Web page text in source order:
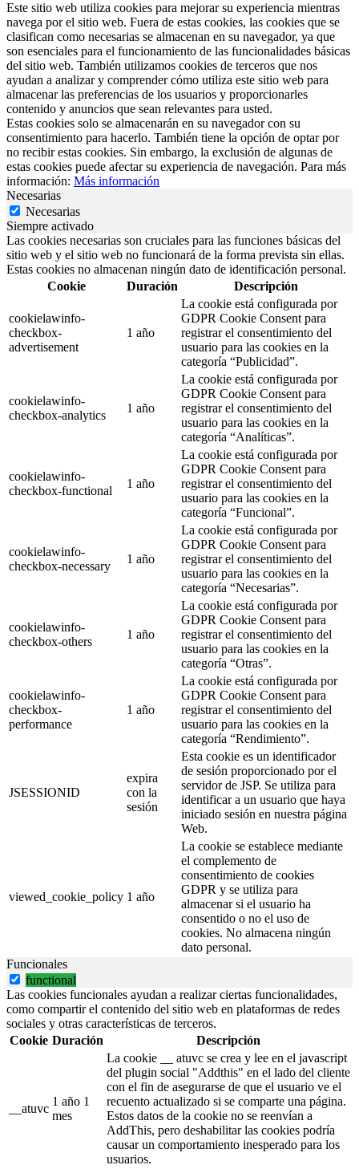
Este sitio web utiliza cookies para mejorar su experiencia mientras
navega por el sitio web. Fuera de estas cookies, las cookies que se
clasifican como necesarias se almacenan en su navegador, ya que
son esenciales para el funcionamiento de las funcionalidades básicas
del sitio web. También utilizamos cookies de terceros que nos
ayudan a analizar y comprender cómo utiliza este sitio web para
almacenar las preferencias de los usuarios y proporcionarles
contenido y anuncios que sean relevantes para usted.
Estas cookies solo se almacenarán en su navegador con su
consentimiento para hacerlo. También tiene la opción de optar por
no recibir estas cookies. Sin embargo, la exclusión de algunas de
estas cookies puede afectar su experiencia de navegación. Para más
información: Más información
Necesarias
Necesarias
Siempre activado
Las cookies necesarias son cruciales para las funciones básicas del
sitio web y el sitio web no funcionará de la forma prevista sin ellas.
Estas cookies no almacenan ningún dato de identificación personal.
Cookie
Duración Descripción
cookielawinfo-
checkbox-
advertisement
1 año
La cookie está configurada por
GDPR Cookie Consent para
registrar el consentimiento del
usuario para las cookies en la
categoría “Publicidad”.
cookielawinfo-
checkbox-analytics
1 año
La cookie está configurada por
GDPR Cookie Consent para
registrar el consentimiento del
usuario para las cookies en la
categoría “Analíticas”.
cookielawinfo-
checkbox-functional
1 año
La cookie está configurada por
GDPR Cookie Consent para
registrar el consentimiento del
usuario para las cookies en la
categoría “Funcional”.
cookielawinfo-
checkbox-necessary
1 año
La cookie está configurada por
GDPR Cookie Consent para
registrar el consentimiento del
usuario para las cookies en la
categoría “Necesarias”.
cookielawinfo-
checkbox-others
1 año
La cookie está configurada por
GDPR Cookie Consent para
registrar el consentimiento del
usuario para las cookies en la
categoría “Otras”.
cookielawinfo-
checkbox-
performance
1 año
La cookie está configurada por
GDPR Cookie Consent para
registrar el consentimiento del
usuario para las cookies en la
categoría “Rendimiento”.
JSESSIONID
expira
con la
sesión
Esta cookie es un identificador
de sesión proporcionado por el
servidor de JSP. Se utiliza para
identificar a un usuario que haya
iniciado sesión en nuestra página
Web.
viewed_cookie_policy 1 año
La cookie se establece mediante
el complemento de
consentimiento de cookies
GDPR y se utiliza para
almacenar si el usuario ha
consentido o no el uso de
cookies. No almacena ningún
dato personal.
Funcionales
functional
Las cookies funcionales ayudan a realizar ciertas funcionalidades,
como compartir el contenido del sitio web en plataformas de redes
sociales y otras características de terceros.
Cookie Duración Descripción
__atuvc
1 año 1
mes
La cookie __ atuvc se crea y lee en el javascript
del plugin social "Addthis" en el lado del cliente
con el fin de asegurarse de que el usuario ve el
recuento actualizado si se comparte una página.
Estos datos de la cookie no se reenvían a
AddThis, pero deshabilitar las cookies podría
causar un comportamiento inesperado para los
usuarios.